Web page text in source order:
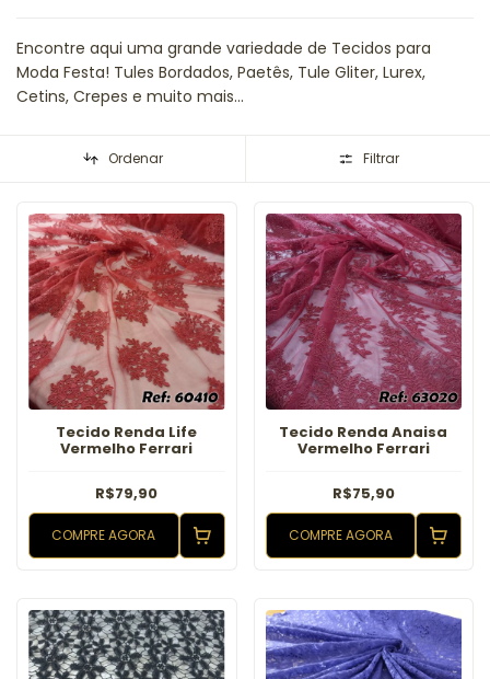
Encontre aqui uma grande variedade de Tecidos para
Moda Festa! Tules Bordados, Paetês, Tule Gliter, Lurex,
Cetins, Crepes e muito mais...
Ordenar Filtrar
Tecido Renda Life
Vermelho Ferrari
R$79,90
COMPRE AGORA
Tecido Renda Anaisa
Vermelho Ferrari
R$75,90
COMPRE AGORA